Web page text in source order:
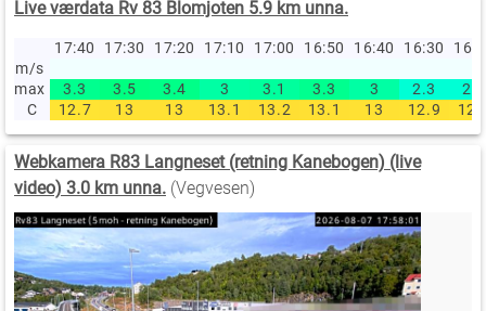
Live værdata Rv 83 Blomjoten 5.9 km unna.
17:40 17:30 17:20 17:10 17:00 16:50 16:40 16:30
m/s
max
3.3 3.5 3.4 3 3.1 3.3 3 2.3
2.3
C
12.7 13 13 13.1 13.2 13.1 13 12.9
Webkamera R83 Langneset (retning Kanebogen) (live
video) 3.0 km unna. (Vegvesen)